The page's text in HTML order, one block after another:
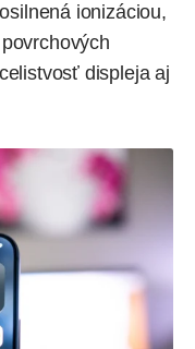
ionizáciou,
displeja aj